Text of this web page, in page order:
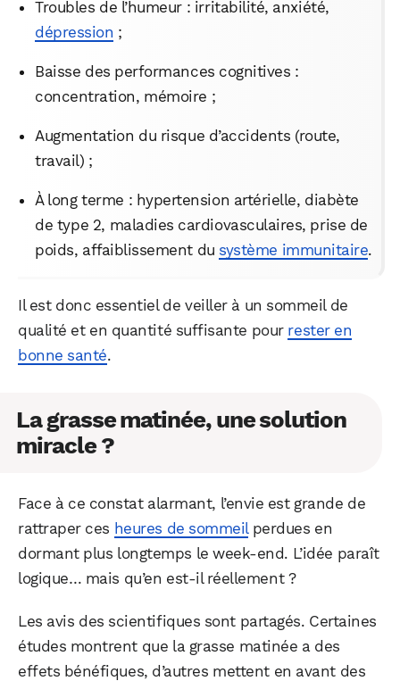
Troubles de l’humeur : irritabilité, anxiété,
dépression ;
Baisse des performances cognitives :
concentration, mémoire ;
Augmentation du risque d’accidents (route,
travail) ;
À long terme : hypertension artérielle, diabète
de type 2, maladies cardiovasculaires, prise de
poids, affaiblissement du système immunitaire.
Il est donc essentiel de veiller à un sommeil de
qualité et en quantité suffisante pour rester en
bonne santé.
La grasse matinée, une solution
miracle ?
Face à ce constat alarmant, l’envie est grande de
rattraper ces heures de sommeilperdues en
dormant plus longtemps le week-end. L’idée paraît
logique… mais qu’en est-il réellement ?
Les avis des scientifiques sont partagés. Certaines
études montrent que la grasse matinée a des
effets bénéfiques, d’autres mettent en avant des